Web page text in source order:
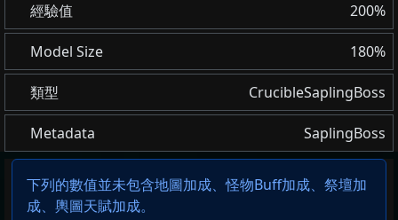
經驗值 200%
Model Size 180%
類型 CrucibleSaplingBoss
Metadata SaplingBoss
下列的數值並未包含地圖加成、怪物Buff加成、祭壇加
成、輿圖天賦加成。